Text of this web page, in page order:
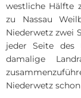
westliche Hälfte
zu Nassau
Niederwetz zwei
jeder Seite des
damalige
Niederwetz